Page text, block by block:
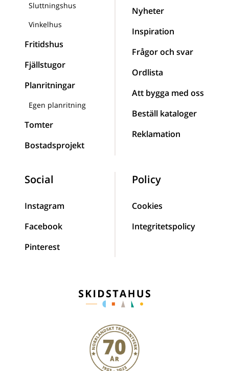
Sluttningshus
Vinkelhus
Fritidshus
Fjällstugor
Planritningar
Egen planritning
Tomter
Bostadsprojekt
Nyheter
Inspiration
Frågor och svar
Ordlista
Att bygga med oss
Beställ kataloger
Reklamation
Social
Instagram
Facebook
Pinterest
Policy
Cookies
Integritetspolicy